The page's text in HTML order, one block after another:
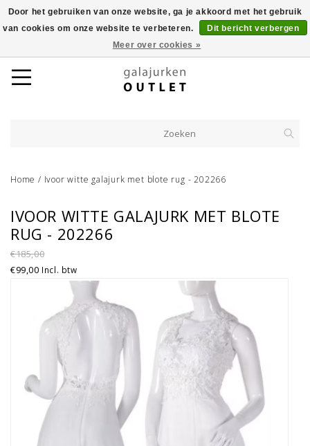
Home / Ivoor witte galajurk met blote rug - 202266
IVOOR WITTE GALAJURK MET BLOTE
RUG - 202266
€185,00
€99,00 Incl. btw
Door het gebruiken van onze website, ga je akkoord met het gebruik
van cookies om onze website te verbeteren.
Dit bericht verbergen
Meer over cookies »